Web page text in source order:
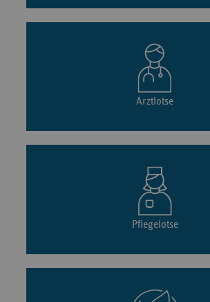
Arztlotse
Pflegelotse